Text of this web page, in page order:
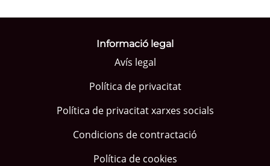
Informació legal
Avís legal
Política de privacitat
Política de privacitat xarxes socials
Condicions de contractació
Política de cookies